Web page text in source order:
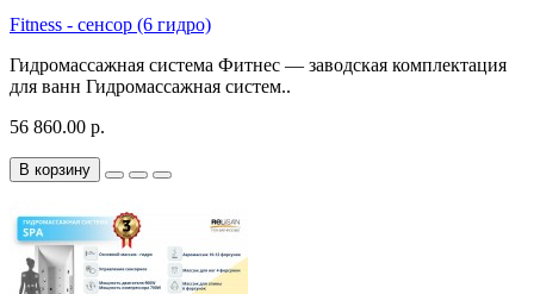
Fitness - сенсор (6 гидро)
Гидромассажная система Фитнес — заводская комплектация
для ванн Гидромассажная систем..
56 860.00 р.
В корзину